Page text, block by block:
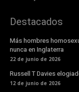
Destacados
Más hombres
nunca en Inglaterra
22 de junio de 2026
Russell T Davies
12 de junio de 2026